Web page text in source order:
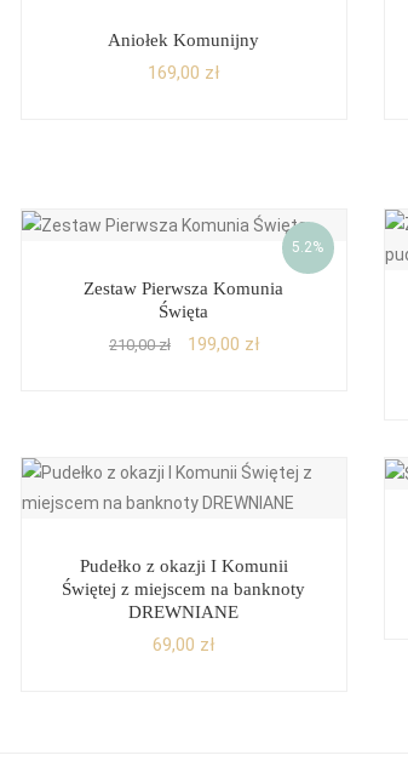
Aniołek Komunijny
169,00 zł
5.2%
Zestaw Pierwsza Komunia
Święta
210,00zł 199,00 zł
Pudełko z okazji I Komunii
Świętej z miejscem na banknoty
DREWNIANE
69,00 zł